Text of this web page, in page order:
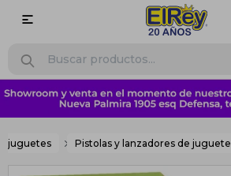

juguetes Pistolas y lanzadores de juguete